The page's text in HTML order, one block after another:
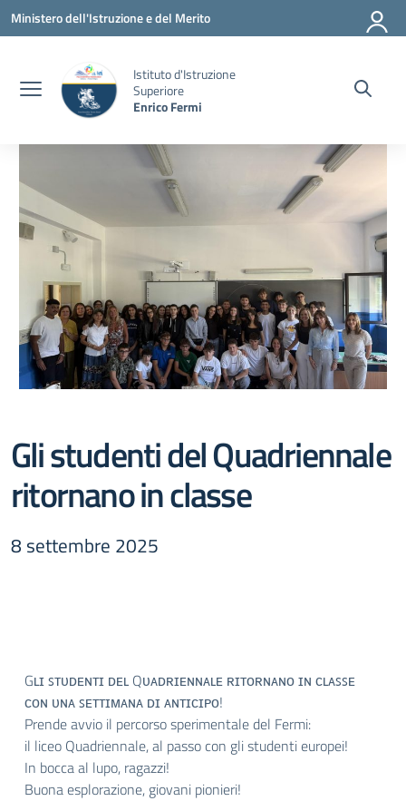
Vai ai contenuti
Vai al menu di navigazione
Vai al footer
Ministero dell'Istruzione e del Merito
Istituto d'Istruzione
Superiore
Enrico Fermi
Gli studenti del Quadriennale
ritornano in classe
8 settembre 2025
Gʟɪ ꜱᴛᴜᴅᴇɴᴛɪ ᴅᴇʟ Qᴜᴀᴅʀɪᴇɴɴᴀʟᴇ ʀɪᴛᴏʀɴᴀɴᴏ ɪɴ ᴄʟᴀꜱꜱᴇ
ᴄᴏɴ ᴜɴᴀ ꜱᴇᴛᴛɪᴍᴀɴᴀ ᴅɪ ᴀɴᴛɪᴄɪᴘᴏ!
Prende avvio il percorso sperimentale del Fermi:
il liceo Quadriennale, al passo con gli studenti europei!
In bocca al lupo, ragazzi!
Buona esplorazione, giovani pionieri!